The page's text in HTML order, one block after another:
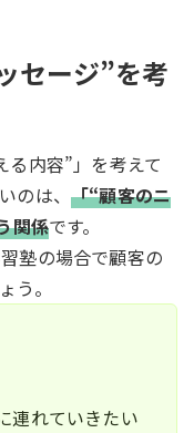
セージ”を考
る内容”」を考えて
のは、 「“顧客のニ
関係です。
塾の場合で顧客の
う。
連れていきたい